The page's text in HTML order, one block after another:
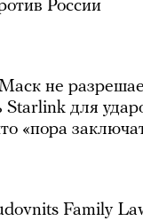
России
не
Starlink для
«пора
Family